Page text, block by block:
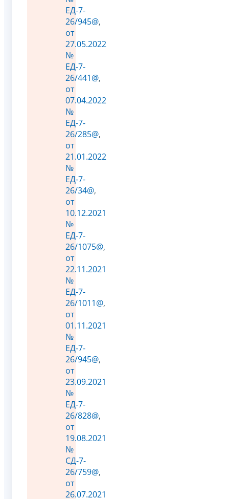
ЕД-7-
26/945@,
от
27.05.2022
№
ЕД-7-
26/441@,
от
07.04.2022
№
ЕД-7-
26/285@,
от
21.01.2022
№
ЕД-7-
26/34@,
от
10.12.2021
№
ЕД-7-
26/1075@,
от
22.11.2021
№
ЕД-7-
26/1011@,
от
01.11.2021
№
ЕД-7-
26/945@,
от
23.09.2021
№
ЕД-7-
26/828@,
от
19.08.2021
№
СД-7-
26/759@,
от
26.07.2021